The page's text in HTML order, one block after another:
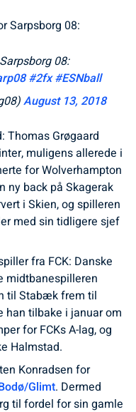
Sarpsborg 08:
08:
#2fx#ESNball
August 13, 2018
Thomas Grøgaard
muligens allerede i
for Wolverhampton
ny back på Skagerak
i Skien, og spilleren
med sin tidligere sjef
fra FCK: Danske
midtbanespilleren
til Stabæk frem til
han tilbake i januar om
for FCKs A-lag, og
Halmstad.
Konradsen for
Glimt. Dermed
til fordel for sin gamle